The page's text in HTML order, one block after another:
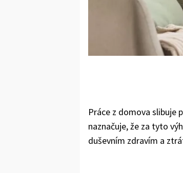
Práce z domova slibuje
naznačuje, že za tyto
duševním zdravím a